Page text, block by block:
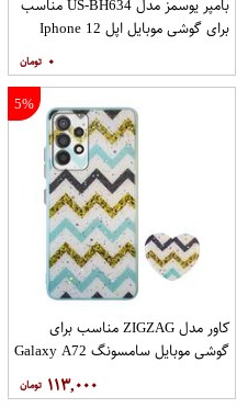
برای گوشی موبایل اپل Iphone 12
۰
5%
کاور مدل ZIGZAG مناسب برای
گوشی موبایل سامسونگ Galaxy A72
۱۱۳,۰۰۰